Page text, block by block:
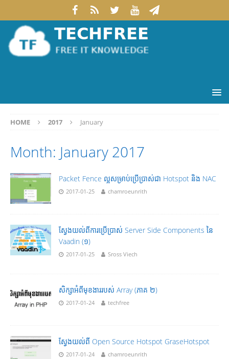
HOME 2017 January
Month: January 2017
Packet Fence ល្អសម្រាប់ប្រើប្រាស់ជា Hotspot និង​ NAC
2017-01-25 chamroeunrith
ស្វែងយល់ពីការប្រើប្រាស់ Server Side Components នៃ
Vaadin (១)
2017-01-25 Sross Viech
សិក្សាអំពីមុខងាររបស់ Array (ភាគ ២)
2017-01-24 techfree
ស្វែងយល់ពី Open Source Hotspot GraseHotspot
2017-01-24 chamroeunrith